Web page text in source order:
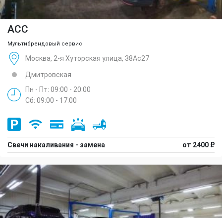
ACC
Мультибрендовый сервис
Москва, 2-я Хуторская улица, 38Ас27
Дмитровская
Пн - Пт: 09:00 - 20:00
Сб: 09:00 - 17:00
Свечи накаливания - замена от 2400 ₽